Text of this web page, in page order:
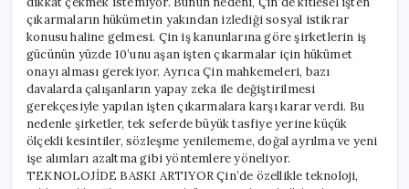
çıkarmaların hükümetin yakından izlediği sosyal istikrar
konusu haline gelmesi. Çin iş kanunlarına göre şirketlerin iş
gücünün yüzde 10’unu aşan işten çıkarmalar için hükümet
onayı alması gerekiyor. Ayrıca Çin mahkemeleri, bazı
davalarda çalışanların yapay zeka ile değiştirilmesi
gerekçesiyle yapılan işten çıkarmalara karşı karar verdi. Bu
nedenle şirketler, tek seferde büyük tasfiye yerine küçük
ölçekli kesintiler, sözleşme yenilememe, doğal ayrılma ve yeni
işe alımları azaltma gibi yöntemlere yöneliyor.
TEKNOLOJİDE BASKI ARTIYOR Çin’de özellikle teknoloji,